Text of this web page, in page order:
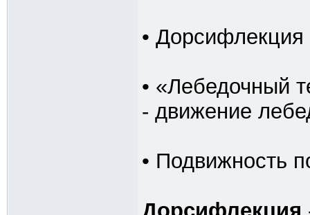
• Дорсифлекция
• «Лебедочный
- движение
• Подвижность